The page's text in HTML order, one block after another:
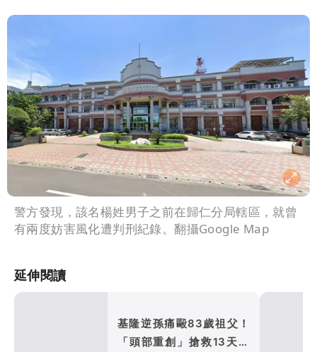
警方發現，該名楊姓男子之前在歸仁分局轄區，就曾
有兩度妨害風化遭判刑紀錄。翻攝Google Map
延伸閱讀
基隆逆孫痛毆83歲祖父！
「頭部重創」搶救13天後